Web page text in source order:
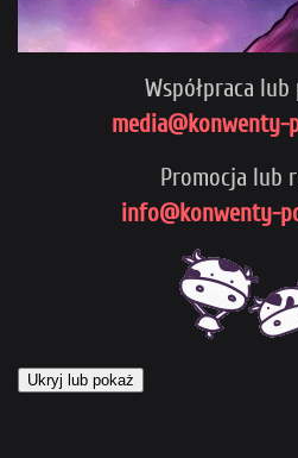
Współpraca
media@konwenty-
Promocja lub
info@konwenty-
Ukryj lub pokaż